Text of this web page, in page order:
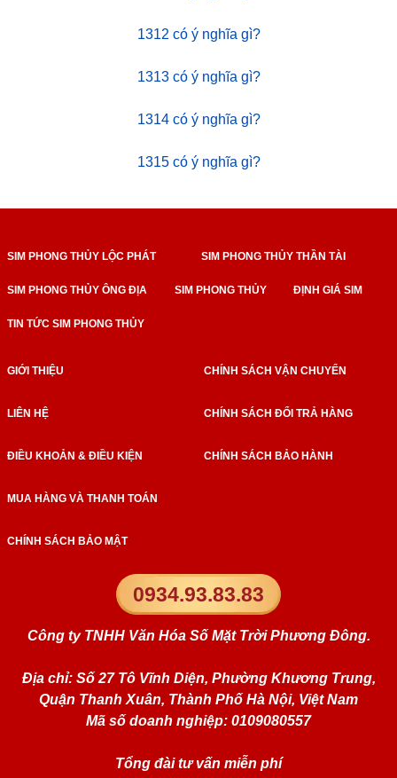
1312 có ý nghĩa gì?
1313 có ý nghĩa gì?
1314 có ý nghĩa gì?
1315 có ý nghĩa gì?
SIM PHONG THỦY LỘC PHÁT SIM PHONG THỦY THẦN TÀI
SIM PHONG THỦY ÔNG ĐỊA SIM PHONG THỦY ĐỊNH GIÁ SIM
TIN TỨC SIM PHONG THỦY
0934.93.83.83
Công ty TNHH Văn Hóa Số Mặt Trời Phương Đông.
Địa chỉ: Số 27 Tô Vĩnh Diện, Phường Khương Trung,
Quận Thanh Xuân, Thành Phố Hà Nội, Việt Nam
Mã số doanh nghiệp: 0109080557
Tổng đài tư vấn miễn phí
GIỚI THIỆU
LIÊN HỆ
ĐIỀU KHOẢN & ĐIỀU KIỆN
MUA HÀNG VÀ THANH TOÁN
CHÍNH SÁCH BẢO MẬT
CHÍNH SÁCH VẬN CHUYỂN
CHÍNH SÁCH ĐỔI TRẢ HÀNG
CHÍNH SÁCH BẢO HÀNH